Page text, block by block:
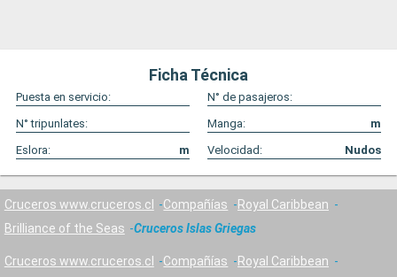
Ficha Técnica
Puesta en servicio:
N° de pasajeros:
N° tripunlates:
Manga:
m
Eslora:
m Velocidad: Nudos
Cruceros www.cruceros.cl Compañías
Royal Caribbean
Brilliance of the Seas
Cruceros Islas Griegas
Cruceros www.cruceros.cl Compañías
Royal Caribbean